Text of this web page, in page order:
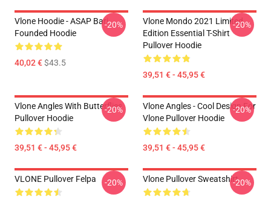
Vlone Hoodie - ASAP Bari
Founded Hoodie
40,02 €$43.5
-20%
Vlone Mondo 2021 Limited
Edition Essential T-Shirt
Pullover Hoodie
39,51 € - 45,95 €
-20%
Vlone Angles With Butterflies
Pullover Hoodie
39,51 € - 45,95 €
-20%
Vlone Angles - Cool Design For
Vlone Pullover Hoodie
39,51 € - 45,95 €
-20%
VLONE Pullover Felpa -20% Vlone Pullover Sweatshirt-20%